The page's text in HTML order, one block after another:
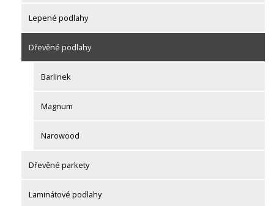
Lepené podlahy
Dřevěné podlahy
Barlinek
Magnum
Narowood
Dřevěné parkety
Laminátové podlahy